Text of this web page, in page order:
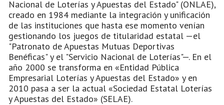
Nacional de Loterías y Apuestas del Estado" (ONLAE),
creado en 1984 mediante la integración y unificación
de las instituciones que hasta ese momento venían
gestionando los juegos de titularidad estatal —el
"Patronato de Apuestas Mutuas Deportivas
Benéficas" y el "Servicio Nacional de Loterías"—. En el
año 2000 se transforma en «Entidad Pública
Empresarial Loterías y Apuestas del Estado» y en
2010 pasa a ser la actual «Sociedad Estatal Loterías
y Apuestas del Estado» (SELAE).